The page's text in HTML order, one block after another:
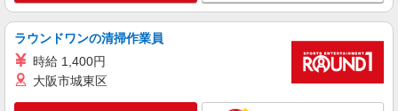
紹介予定派遣
株式会社パソナ・東京キャリアセンター/KT6001177042
NEW
一般事務/経理
時給2000円 ★交通費規定に基づき交通費支給
ラウンドワンの清掃作業員
時給 1,400円
大阪市城東区